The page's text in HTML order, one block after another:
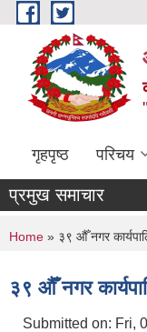
Skip to main content
गृहपृष्ठ परिचय
प्रमुख समाचार
You are
Home » ३९ औँ नगर
३९ औँ नगर
Submitted on: Fri,